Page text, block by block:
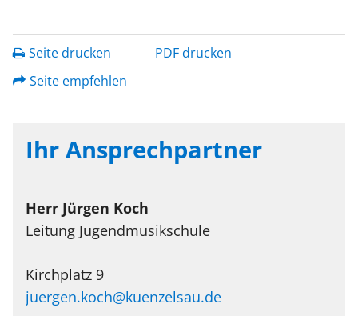
Seite drucken
PDF drucken
Seite empfehlen
Ihr Ansprechpartner
Herr Jürgen Koch
Leitung Jugendmusikschule
Kirchplatz 9
juergen.koch@kuenzelsau.de